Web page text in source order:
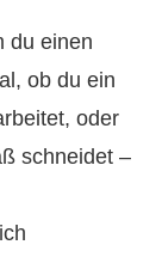
du einen
ob du ein
oder
schneidet –